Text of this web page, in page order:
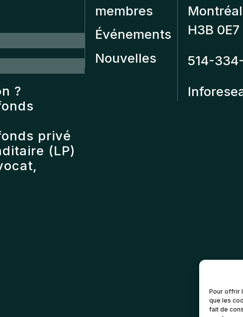
Pour offrir
que les
fait de
?
privé
(LP)
membres
Événements
Nouvelles
H3B 0E7
514-